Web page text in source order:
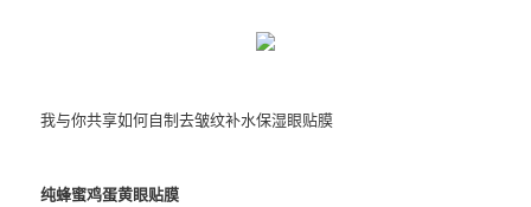
我与你共享如何自制去皱纹补水保湿眼贴膜
纯蜂蜜鸡蛋黄眼贴膜